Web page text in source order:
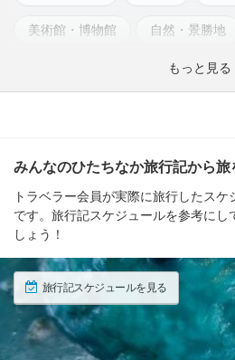
美術館・博物館 自然・景勝地
もっと見る
みんなのひたちなか旅行記から旅
トラベラー会員が実際に旅行したス
です。旅行記スケジュールを参考にし
しょう！
旅行記スケジュールを見る